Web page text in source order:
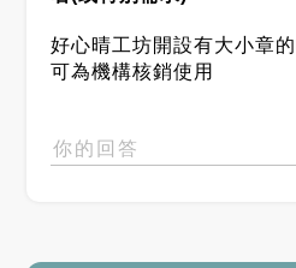
好心晴工坊開設有大小章
可為機構核銷使用